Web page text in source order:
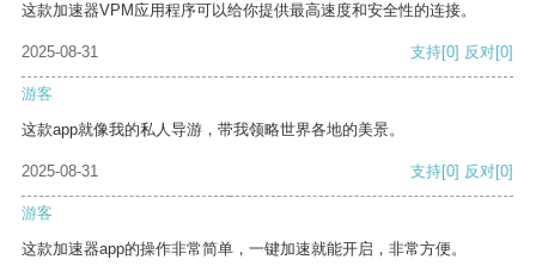
这款加速器VPM应用程序可以给你提供最高速度和安全性的连接。
2025-08-31 支持[0] 反对[0]
游客
这款app就像我的私人导游，带我领略世界各地的美景。
2025-08-31 支持[0] 反对[0]
游客
这款加速器app的操作非常简单，一键加速就能开启，非常方便。